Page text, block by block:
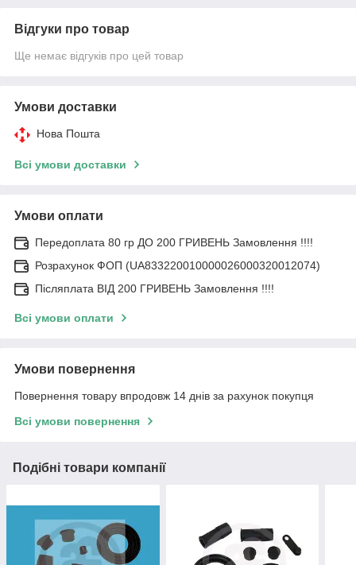
Відгуки про товар
Ще немає відгуків про цей товар
Умови доставки
Нова Пошта
Всі умови доставки
Умови оплати
Передоплата 80 гр ДО 200 ГРИВЕНЬ Замовлення !!!!
Розрахунок ФОП (UA833220010000026000320012074)
Післяплата ВІД 200 ГРИВЕНЬ Замовлення !!!!
Всі умови оплати
Умови повернення
Повернення товару впродовж 14 днів за рахунок покупця
Всі умови повернення
Подібні товари компанії